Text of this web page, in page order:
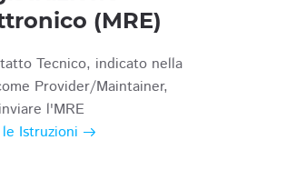
(MRE)
Tecnico, indicato nella
Provider/Maintainer,
l'MRE
Istruzioni